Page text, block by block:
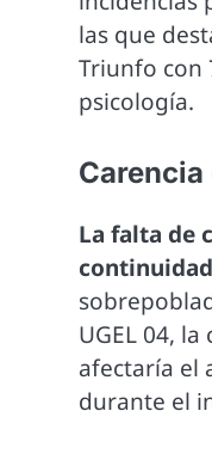
las que
Triunfo con
psicología.
La falta de
UGEL 04,
afectaría el
durante el